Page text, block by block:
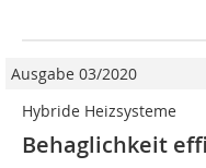
Ausgabe 03/2020
Hybride Heizsysteme
Behaglichkeit